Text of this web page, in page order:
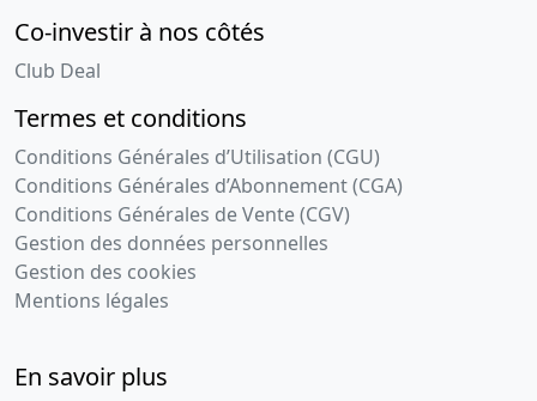
Co-investir à nos côtés
Club Deal
Termes et conditions
Conditions Générales d’Utilisation (CGU)
Conditions Générales d’Abonnement (CGA)
Conditions Générales de Vente (CGV)
Gestion des données personnelles
Gestion des cookies
Mentions légales
En savoir plus